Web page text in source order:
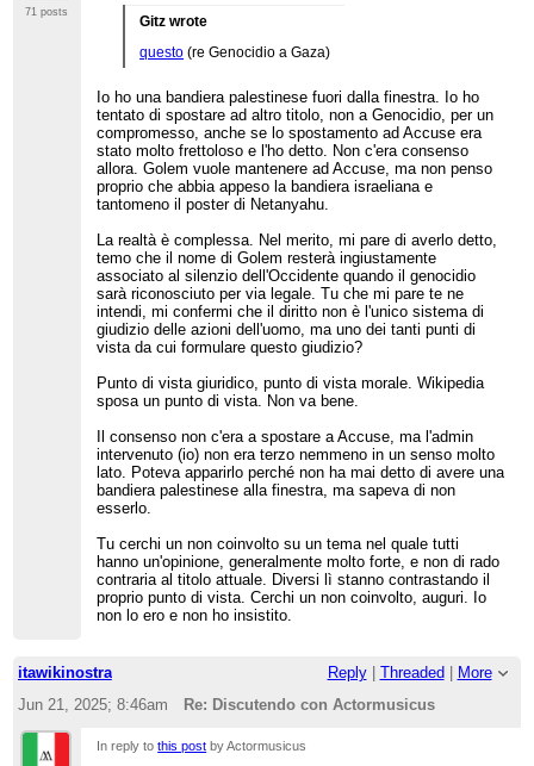
71 posts
Gitz wrote
questo (re Genocidio a Gaza)
Io ho una bandiera palestinese fuori dalla finestra. Io ho
tentato di spostare ad altro titolo, non a Genocidio, per un
compromesso, anche se lo spostamento ad Accuse era
stato molto frettoloso e l'ho detto. Non c'era consenso
allora. Golem vuole mantenere ad Accuse, ma non penso
proprio che abbia appeso la bandiera israeliana e
tantomeno il poster di Netanyahu.
La realtà è complessa. Nel merito, mi pare di averlo detto,
temo che il nome di Golem resterà ingiustamente
associato al silenzio dell'Occidente quando il genocidio
sarà riconosciuto per via legale. Tu che mi pare te ne
intendi, mi confermi che il diritto non è l'unico sistema di
giudizio delle azioni dell'uomo, ma uno dei tanti punti di
vista da cui formulare questo giudizio?
Punto di vista giuridico, punto di vista morale. Wikipedia
sposa un punto di vista. Non va bene.
Il consenso non c'era a spostare a Accuse, ma l'admin
intervenuto (io) non era terzo nemmeno in un senso molto
lato. Poteva apparirlo perché non ha mai detto di avere una
bandiera palestinese alla finestra, ma sapeva di non
esserlo.
Tu cerchi un non coinvolto su un tema nel quale tutti
hanno un'opinione, generalmente molto forte, e non di rado
contraria al titolo attuale. Diversi lì stanno contrastando il
proprio punto di vista. Cerchi un non coinvolto, auguri. Io
non lo ero e non ho insistito.
itawikinostra Reply| Threaded
More
Jun 21, 2025; 8:46am
Re: Discutendo con Actormusicus
In reply tothis post by Actormusicus